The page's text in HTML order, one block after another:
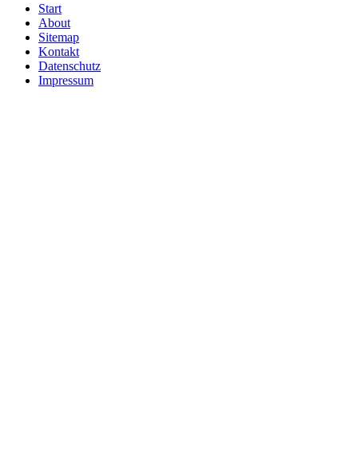
Start
About
Sitemap
Kontakt
Datenschutz
Impressum